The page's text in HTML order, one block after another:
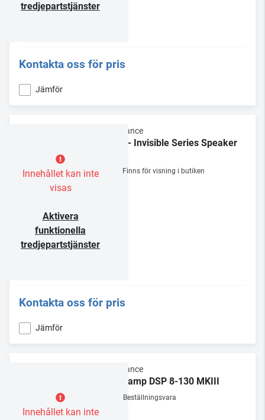
tredjepartstjänster
Kontakta oss för pris
Jämför
Innehållet kan inte
visas
Aktivera
funktionella
tredjepartstjänster
Sonance
IS8 - Invisible Series Speaker
Finns för visning i butiken
Kontakta oss för pris
Jämför
Innehållet kan inte
Sonance
Sonamp DSP 8-130 MKIII
Beställningsvara